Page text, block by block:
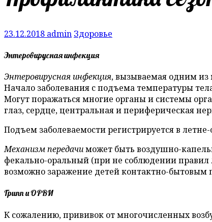
23.12.2018 admin Здоровье
Энтеровирусная инфекция
Энтеровирусная инфекция, вызываемая одним из
Начало заболевания с подъема температуры
Могут поражаться многие органы и системы
глаз, сердце, центральная и периферическая
Подъем заболеваемости регистрируется в
Механизм передачиможет быть воздушно-
фекально-оральный (при не соблюдении
возможно заражение детей контактно-бытовым
Грипп и ОРВИ
К сожалению, прививок от многочисленных